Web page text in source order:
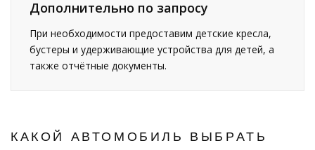
Дополнительно по запросу
При необходимости предоставим детские кресла,
бустеры и удерживающие устройства для детей, а
также отчётные документы.
КАКОЙ АВТОМОБИЛЬ ВЫБРАТЬ